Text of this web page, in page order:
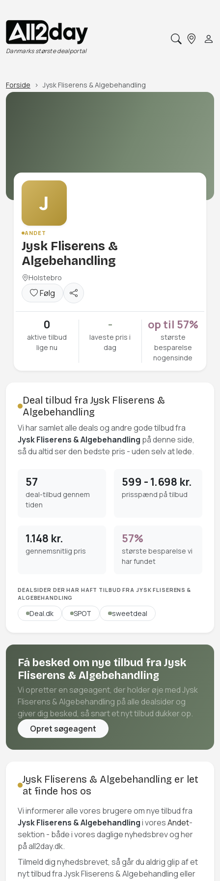
Danmarks største dealportal
Forside Jysk Fliserens & Algebehandling
J
ANDET
Jysk Fliserens &
Algebehandling
Holstebro
Følg
0
aktive tilbud
lige nu
-
laveste pris i
dag
op til 57%
største
besparelse
nogensinde
Deal tilbud fra Jysk Fliserens &
Algebehandling
Vi har samlet alle deals og andre gode tilbud fra
Jysk Fliserens & Algebehandling på denne side,
så du altid ser den bedste pris - uden selv at lede.
57
deal-tilbud gennem
tiden
599 - 1.698 kr.
prisspænd på tilbud
1.148 kr.
gennemsnitlig pris
57%
største besparelse vi
har fundet
DEALSIDER DER HAR HAFT TILBUD FRA JYSK FLISERENS &
ALGEBEHANDLING
Deal.dk SPOT sweetdeal
Få besked om nye tilbud fra Jysk
Fliserens & Algebehandling
Vi opretter en søgeagent, der holder øje med Jysk
Fliserens & Algebehandling på alle dealsider og
giver dig besked, så snart et nyt tilbud dukker op.
Opret søgeagent
Jysk Fliserens & Algebehandling er let
at finde hos os
Vi informerer alle vores brugere om nye tilbud fra
Jysk Fliserens & Algebehandlingi voresAndet-
sektion - både i vores daglige nyhedsbrev og her
på all2day.dk.
Tilmeld dig nyhedsbrevet, så går du aldrig glip af et
nyt tilbud fra Jysk Fliserens & Algebehandling eller